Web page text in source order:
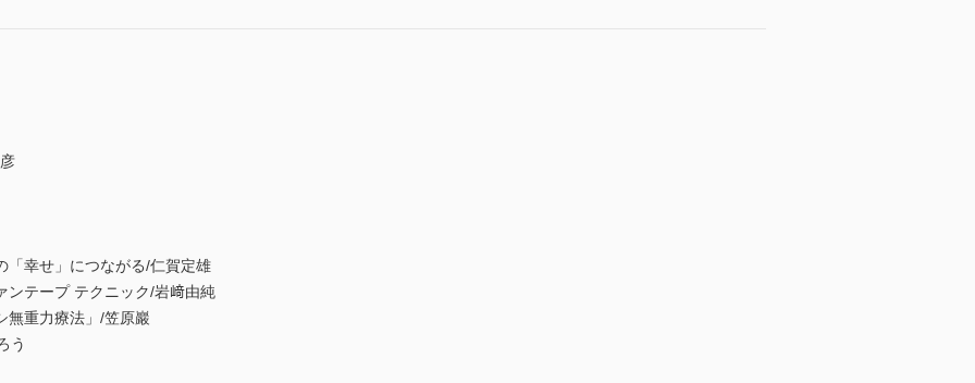
「幸せ」につながる/仁賀定雄
ンテープ テクニック/岩﨑由純
無重力療法」/笠原巖
う